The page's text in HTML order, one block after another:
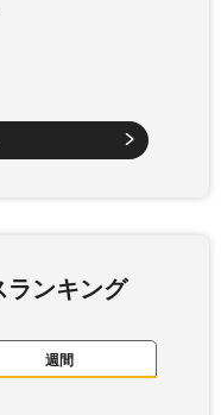
ランキング
週間